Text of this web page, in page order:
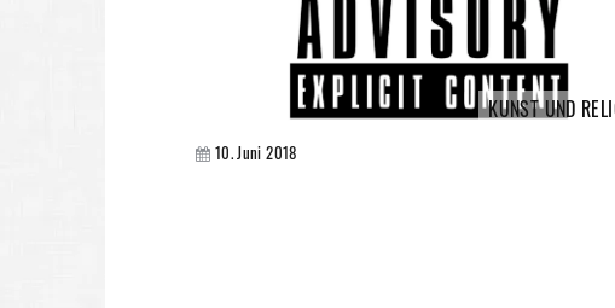
KUNST UND
10. Juni 2018